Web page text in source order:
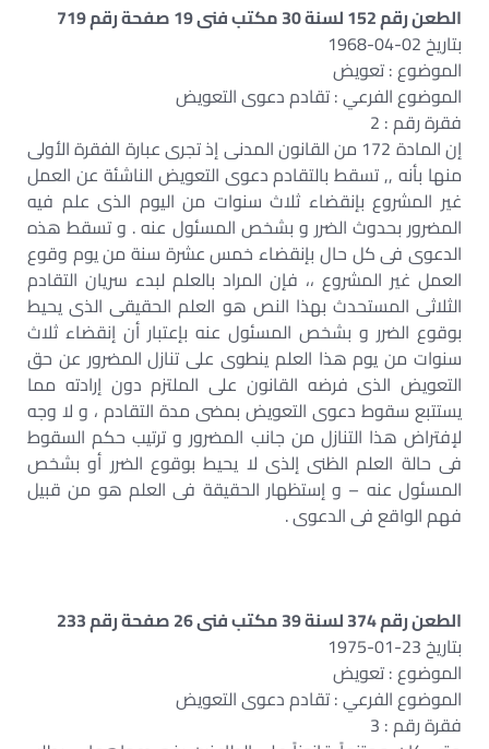
الطعن رقم 152 لسنة 30 مكتب فنى 19 صفحة رقم 719
بتاريخ 02-04-1968
الموضوع : تعويض
الموضوع الفرعي : تقادم دعوى التعويض
فقرة رقم : 2
إن المادة 172 من القانون المدنى إذ تجرى عبارة الفقرة الأولى
منها بأنه ,, تسقط بالتقادم دعوى التعويض الناشئة عن العمل
غير المشروع بإنقضاء ثلاث سنوات من اليوم الذى علم فيه
المضرور بحدوث الضرر و بشخص المسئول عنه . و تسقط هذه
الدعوى فى كل حال بإنقضاء خمس عشرة سنة من يوم وقوع
العمل غير المشروع ،، فإن المراد بالعلم لبدء سريان التقادم
الثلاثى المستحدث بهذا النص هو العلم الحقيقى الذى يحيط
بوقوع الضرر و بشخص المسئول عنه بإعتبار أن إنقضاء ثلاث
سنوات من يوم هذا العلم ينطوى على تنازل المضرور عن حق
التعويض الذى فرضه القانون على الملتزم دون إرادته مما
يستتبع سقوط دعوى التعويض بمضى مدة التقادم ، و لا وجه
لإفتراض هذا التنازل من جانب المضرور و ترتيب حكم السقوط
فى حالة العلم الظنى إلذى لا يحيط بوقوع الضرر أو بشخص
المسئول عنه – و إستظهار الحقيقة فى العلم هو من قبيل
فهم الواقع فى الدعوى .
الطعن رقم 374 لسنة 39 مكتب فنى 26 صفحة رقم 233
بتاريخ 23-01-1975
الموضوع : تعويض
الموضوع الفرعي : تقادم دعوى التعويض
فقرة رقم : 3